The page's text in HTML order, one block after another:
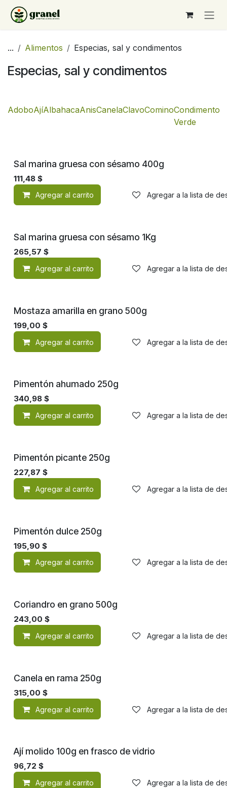
Ir al contenido
... Alimentos Especias, sal y condimentos
Especias, sal y condimentos
AdoboAjíAlbahacaAnisCanelaClavoCominoCondimento
Verde
Sal marina gruesa con sésamo 400g
111,48 $
Agregar al carrito Agregar a la lista de
Sal marina gruesa con sésamo 1Kg
265,57 $
Agregar al carrito Agregar a la lista de
Mostaza amarilla en grano 500g
199,00 $
Agregar al carrito Agregar a la lista de
Pimentón ahumado 250g
340,98 $
Agregar al carrito Agregar a la lista de
Pimentón picante 250g
227,87 $
Agregar al carrito Agregar a la lista de
Pimentón dulce 250g
195,90 $
Agregar al carrito Agregar a la lista de
Coriandro en grano 500g
243,00 $
Agregar al carrito Agregar a la lista de
Canela en rama 250g
315,00 $
Agregar al carrito Agregar a la lista de
Ají molido 100g en frasco de vidrio
96,72 $
Agregar al carrito Agregar a la lista de